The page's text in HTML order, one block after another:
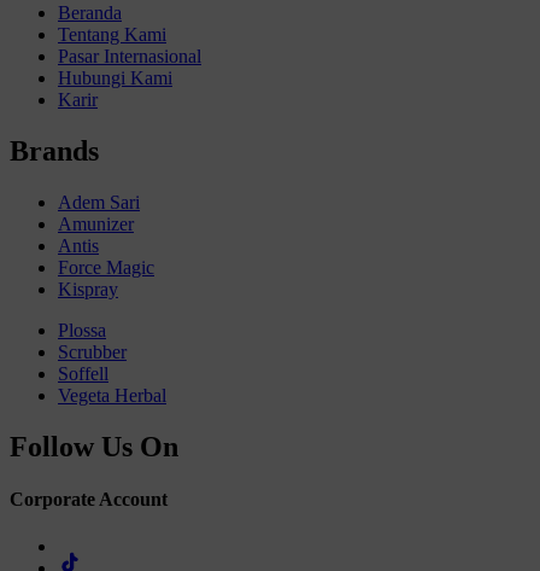
Beranda
Tentang Kami
Pasar Internasional
Hubungi Kami
Karir
Brands
Adem Sari
Amunizer
Antis
Force Magic
Kispray
Plossa
Scrubber
Soffell
Vegeta Herbal
Follow Us On
Corporate Account